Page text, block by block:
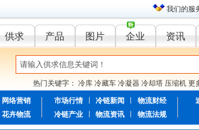
我们的服
供求 产品 图片 企业 资讯
热门关键字： 冷库 冷藏车 冷凝器 冷却塔 压缩机 更
网络营销
花卉物流
市场行情 冷链新闻
物流财经
冷链产业
物流资讯 物流法规